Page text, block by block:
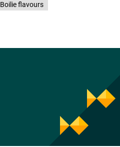
Boilie flavours